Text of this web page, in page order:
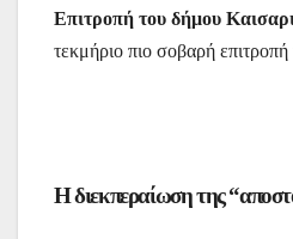
Επιτροπή του δήμου
τεκμήριο πιο σοβαρή
Η διεκπεραίωση της